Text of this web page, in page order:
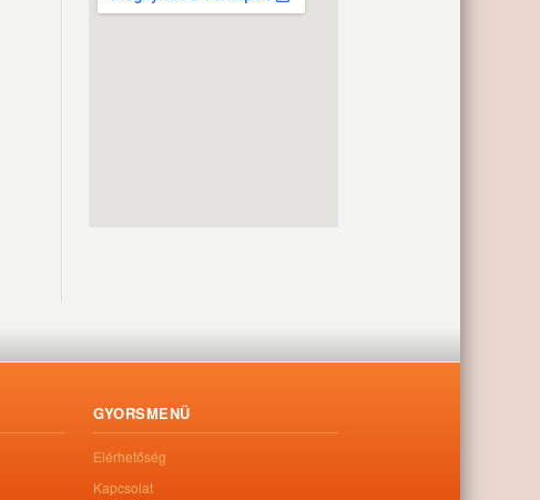
GYORSMENÜ
Elérhetőség
Kapcsolat